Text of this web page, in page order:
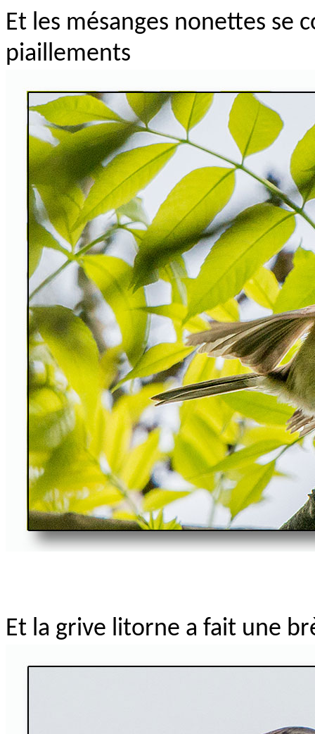
Et les mésanges nonettes se
piaillements
Et la grive litorne a fait une